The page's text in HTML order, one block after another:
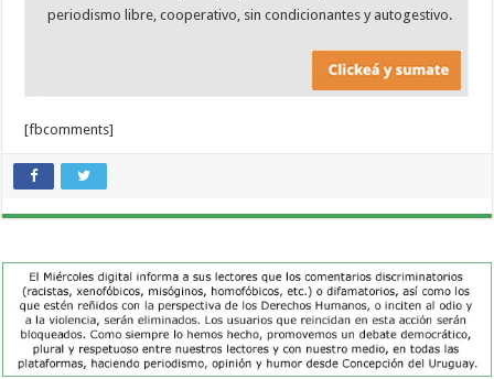
periodismo libre, cooperativo, sin condicionantes y autogestivo.
[fbcomments]